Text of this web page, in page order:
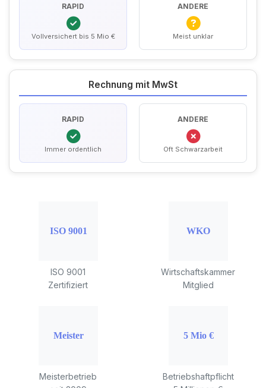
RAPID
Vollversichert bis 5 Mio €
ANDERE
Meist unklar
Rechnung mit MwSt
RAPID
Immer ordentlich
ANDERE
Oft Schwarzarbeit
ISO 9001
Zertifiziert
Wirtschaftskammer
Mitglied
Meisterbetrieb
Betriebshaftpflicht